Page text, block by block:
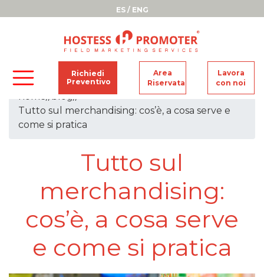
ES/ ENG
Richiedi
Preventivo
Area
Riservata
Lavora
con noi
home// blog//
Tutto sul merchandising: cos’è, a cosa serve e
come si pratica
Tutto sul
merchandising:
cos’è, a cosa serve
e come si pratica